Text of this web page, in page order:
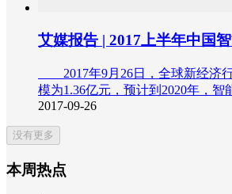
艾媒报告 | 2017上半年中国
2017年9月26日，全球新经济行
模为1.36亿元，预计到2020年，
2017-09-26
没有更多
本周热点